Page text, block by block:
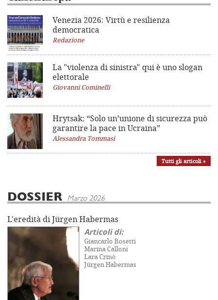
Venezia 2026: Virtù e resilienza
democratica
Redazione
La "violenza di sinistra" qui è uno slogan
elettorale
Giovanni Cominelli
Hrytsak: “Solo un’unione di sicurezza può
garantire la pace in Ucraina”
Alessandra Tommasi
Tutti gli articoli »
DOSSIER Marzo 2026
L'eredità di Jürgen Habermas
Articoli di:
Giancarlo Bosetti
Marina Calloni
Lara Crinò
Jürgen Habermas